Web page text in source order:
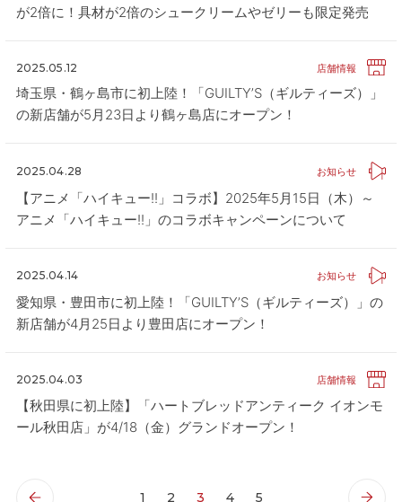
が2倍に！具材が2倍のシュークリームやゼリーも限定発売
店舗情報
2025.05.12
埼玉県・鶴ヶ島市に初上陸！「GUILTY’S（ギルティーズ）」
の新店舗が5月23日より鶴ヶ島店にオープン！
お知らせ
2025.04.28
【アニメ「ハイキュー!!」コラボ】2025年5月15日（木）～
アニメ「ハイキュー!!」のコラボキャンペーンについて
お知らせ
2025.04.14
愛知県・豊田市に初上陸！「GUILTY’S（ギルティーズ）」の
新店舗が4月25日より豊田店にオープン！
店舗情報
2025.04.03
【秋田県に初上陸】「ハートブレッドアンティーク イオンモ
ール秋田店」が4/18（金）グランドオープン！
1 2 3 4 5